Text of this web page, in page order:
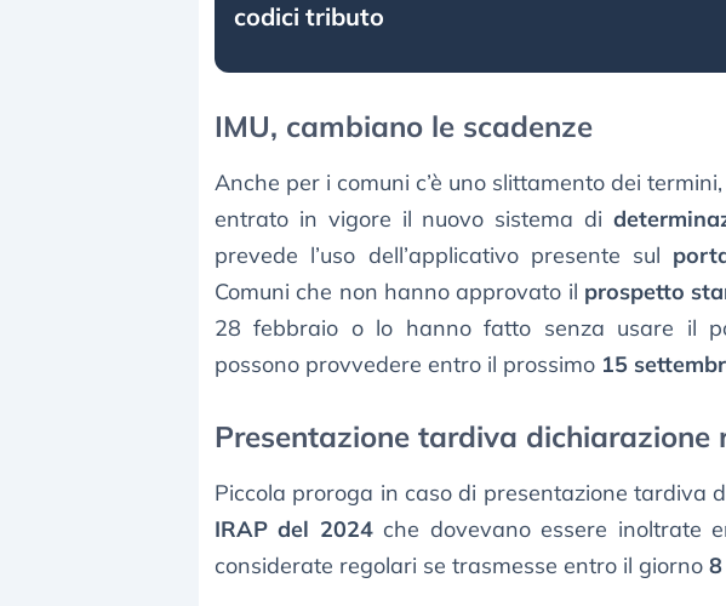
codici tributo
IMU, cambiano le scadenze
Anche per i comuni c’è uno slittamento dei
entrato in vigore il nuovo sistema di
prevede l’uso dell’applicativo presente sul
Comuni che non hanno approvato il prospetto
28 febbraio o lo hanno fatto senza usare il
possono provvedere entro il prossimo 15
Presentazione tardiva dichiarazione
Piccola proroga in caso di presentazione tardiva
IRAP del 2024che dovevano essere inoltrate
considerate regolari se trasmesse entro il giorno